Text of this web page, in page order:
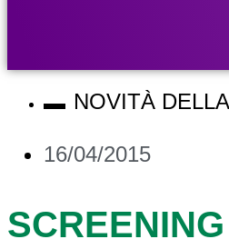
NOVITÀ
16/04/2015